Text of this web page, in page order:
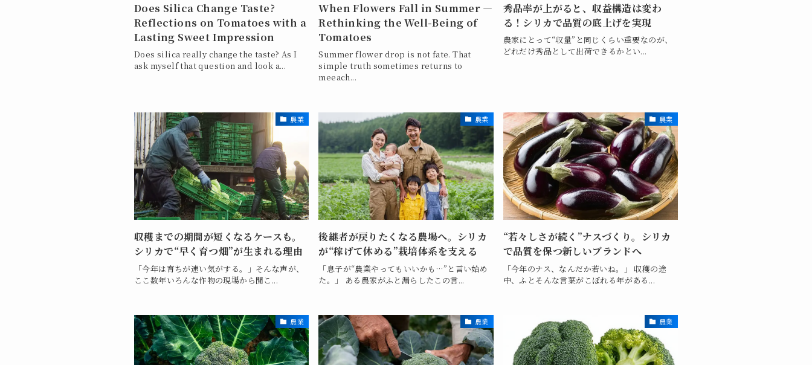
Does Silica Change Taste?
Reflections on Tomatoes with a
Lasting Sweet Impression
Does silica really change the taste? As I
ask myself that question and look a...
When Flowers Fall in Summer —
Rethinking the Well-Being of
Tomatoes
Summer flower drop is not fate. That
simple truth sometimes returns to
meeach...
秀品率が上がると、収益構造は変わ
る！シリカで品質の底上げを実現
農家にとって“収量”と同じくらい重要なのが、
どれだけ秀品として出荷できるかとい...
農業
収穫までの期間が短くなるケースも。
シリカで“早く育つ畑”が生まれる理由
「今年は育ちが速い気がする。」そんな声が、
ここ数年いろんな作物の現場から聞こ...
農業
後継者が戻りたくなる農場へ。シリカ
が“稼げて休める”栽培体系を支える
「息子が“農業やってもいいかも…”と言い始め
た。」 ある農家がふと漏らしたこの言...
農業
“若々しさが続く”ナスづくり。シリカ
で品質を保つ新しいブランドへ
「今年のナス、なんだか若いね。」 収穫の途
中、ふとそんな言葉がこぼれる年がある...
農業 農業 農業